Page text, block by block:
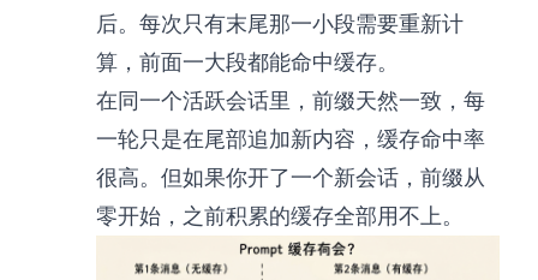
后。每次只有末尾那一小段需要重新计
算，前面一大段都能命中缓存。
在同一个活跃会话里，前缀天然一致，每
一轮只是在尾部追加新内容，缓存命中率
很高。但如果你开了一个新会话，前缀从
零开始，之前积累的缓存全部用不上。